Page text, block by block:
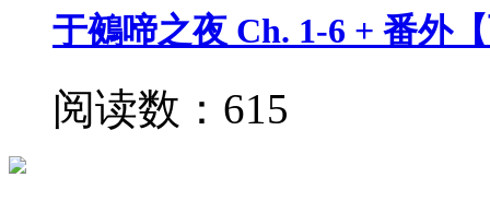
于鵺啼之夜 Ch. 1-6 + 番外
阅读数：615